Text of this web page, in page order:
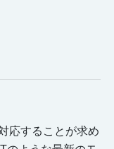
応することが求め